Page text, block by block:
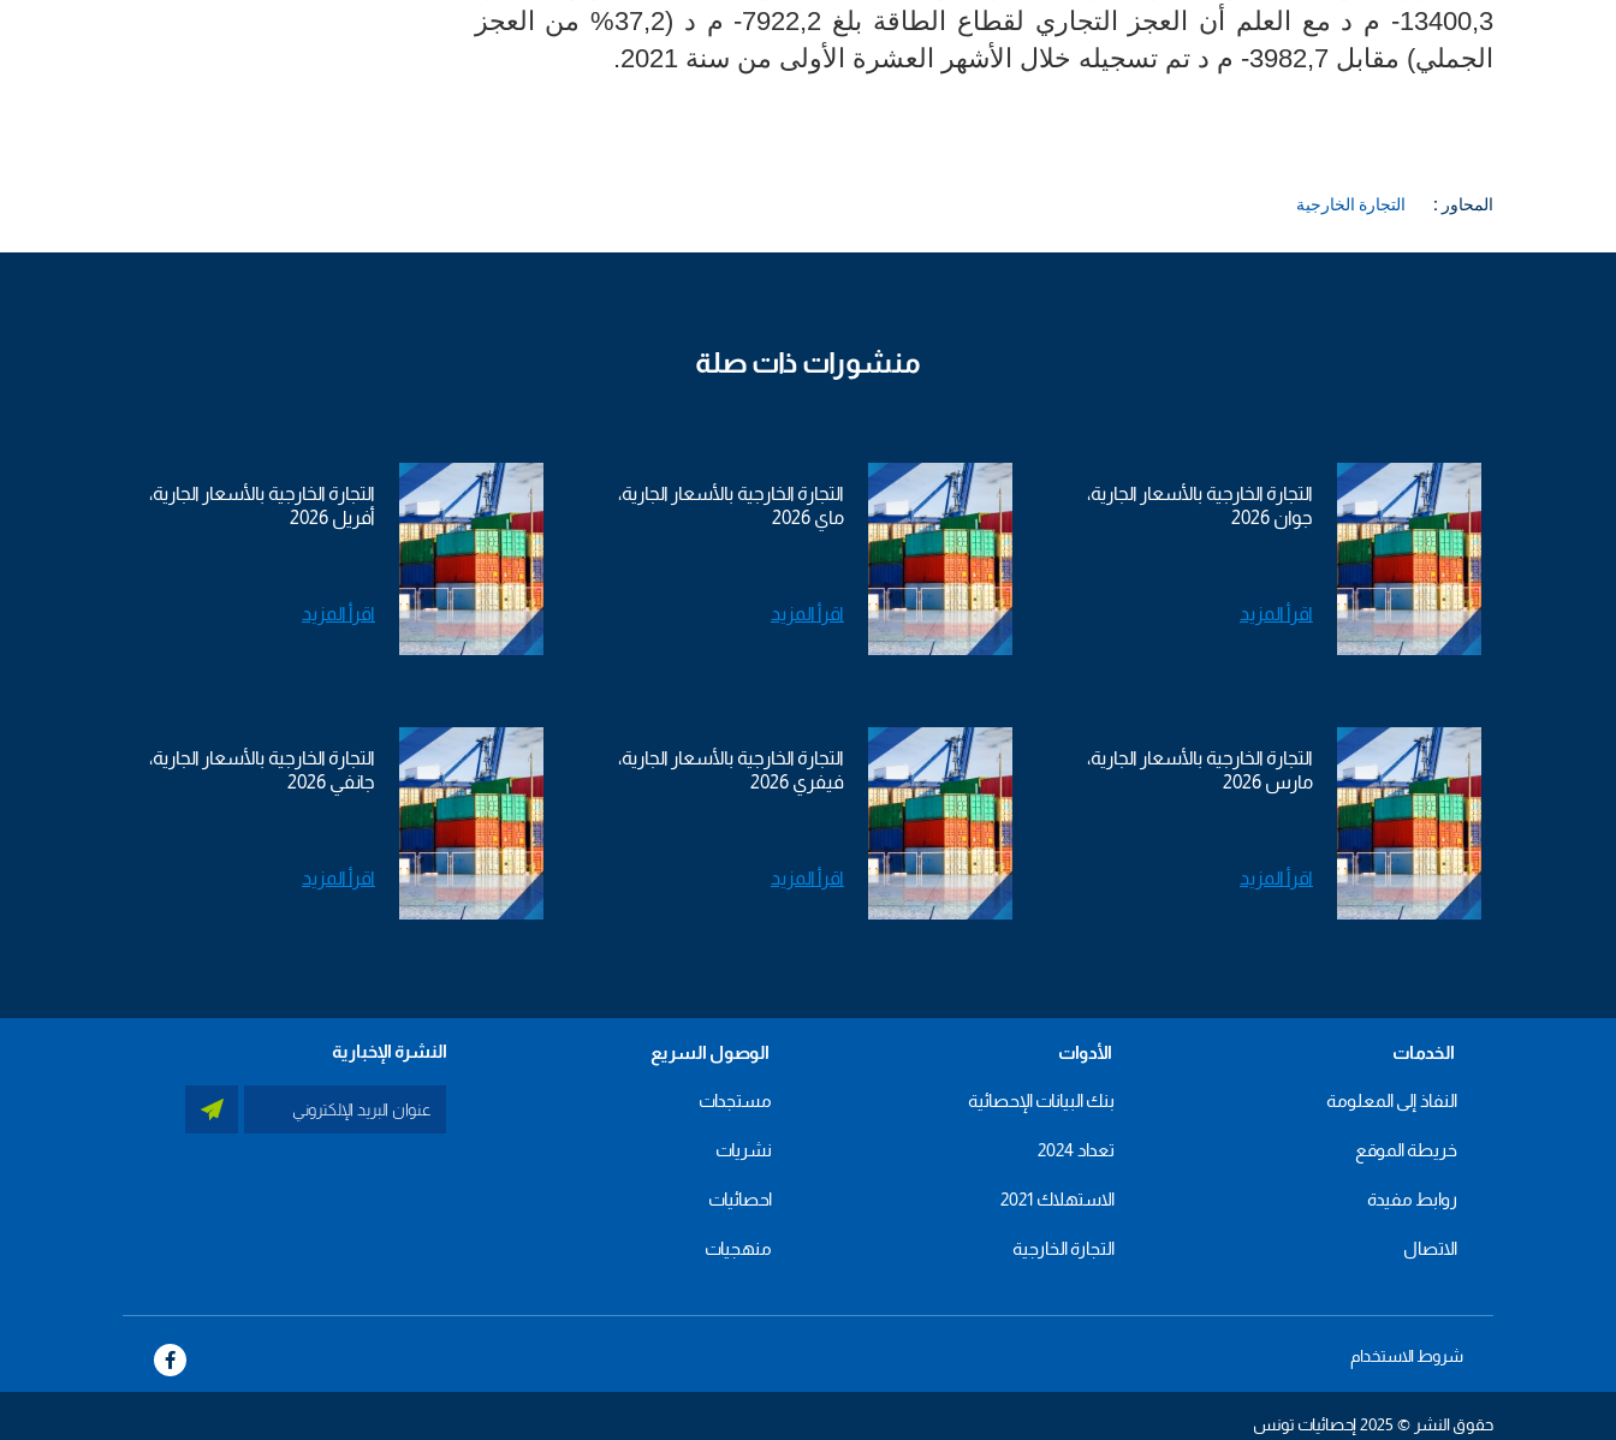
13400,3- م د مع العلم أن العجز التجاري لقطاع الطاقة بلغ 7922,2- م د (37,2
% من العجز
الجملي) مقابل 3982,7- م د تم تسجيله خلال الأشهر العشرة الأولى من سنة 2021.
المحاور : التجارة الخارجية
منشورات ذات صلة
التجارة الخارجية بالأسعار الجارية،
جوان 2026
اقرأ المزيد
التجارة الخارجية بالأسعار الجارية،
ماي 2026
اقرأ المزيد
التجارة الخارجية بالأسعار الجارية،
أفريل 2026
اقرأ المزيد
التجارة الخارجية بالأسعار الجارية،
مارس 2026
اقرأ المزيد
التجارة الخارجية بالأسعار الجارية،
فيفري 2026
اقرأ المزيد
التجارة الخارجية بالأسعار الجارية،
جانفي 2026
اقرأ المزيد
الخدمات
النفاذ إلى المعلومة
خريطة الموقع
روابط مفيدة
الاتصال
الأدوات
بنك البيانات الإحصائية
تعداد 2024
الاستهلاك 2021
التجارة الخارجية
الوصول السريع
مستجدات
نشريات
احصائيات
منهجيات
النشرة الإخبارية
menu
شروط الاستخدام
حقوق النشر © 2025 إحصائيات تونس